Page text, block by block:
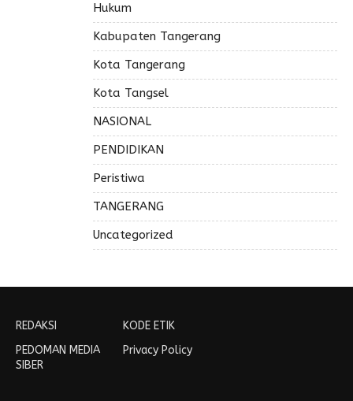
Hukum
Kabupaten Tangerang
Kota Tangerang
Kota Tangsel
NASIONAL
PENDIDIKAN
Peristiwa
TANGERANG
Uncategorized
REDAKSI
PEDOMAN MEDIA
SIBER
KODE ETIK
Privacy Policy